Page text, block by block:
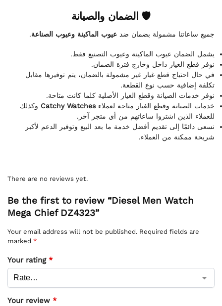
🛡 الضمان والصيانة
جميع ساعاتنا مشمولة بضمان ضد عيوب الماكينة وعيوب الصناعة.
يشمل الضمان عيوب الماكينة وعيوب التصنيع فقط.
نوفر قطع الغيار داخل وخارج فترة الضمان.
في حال احتياج قطع غيار غير مشمولة بالضمان، يتم توفيرها مقابل
تكلفة إضافية حسب نوع القطعة.
نوفر خدمات الصيانة وقطع الغيار الأصلية كلما كانت متاحة.
خدمات الصيانة وقطع الغيار متاحة لعملاءCatchy Watches وكذلك
للعملاء الذين اشتروا ساعاتهم من أي متجر آخر.
نسعى دائمًا إلى تقديم أفضل خدمة ما بعد البيع وتوفير الدعم لأكبر
شريحة ممكنة من العملاء.
There are no reviews yet.
Be the first to review “Diesel Men Watch
Mega Chief DZ4323”
Your email address will not be published. Required fields are
marked *
Your rating *
Your review *